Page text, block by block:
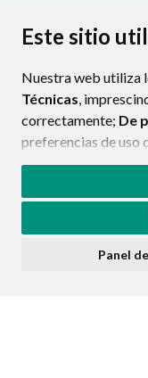
Este sitio
Nuestra web utiliza
Técnicas,
correctamente; De
preferencias de uso
funcionamiento de
Si acepta pulsando
consideramos que
ninguna acción, se
Panel